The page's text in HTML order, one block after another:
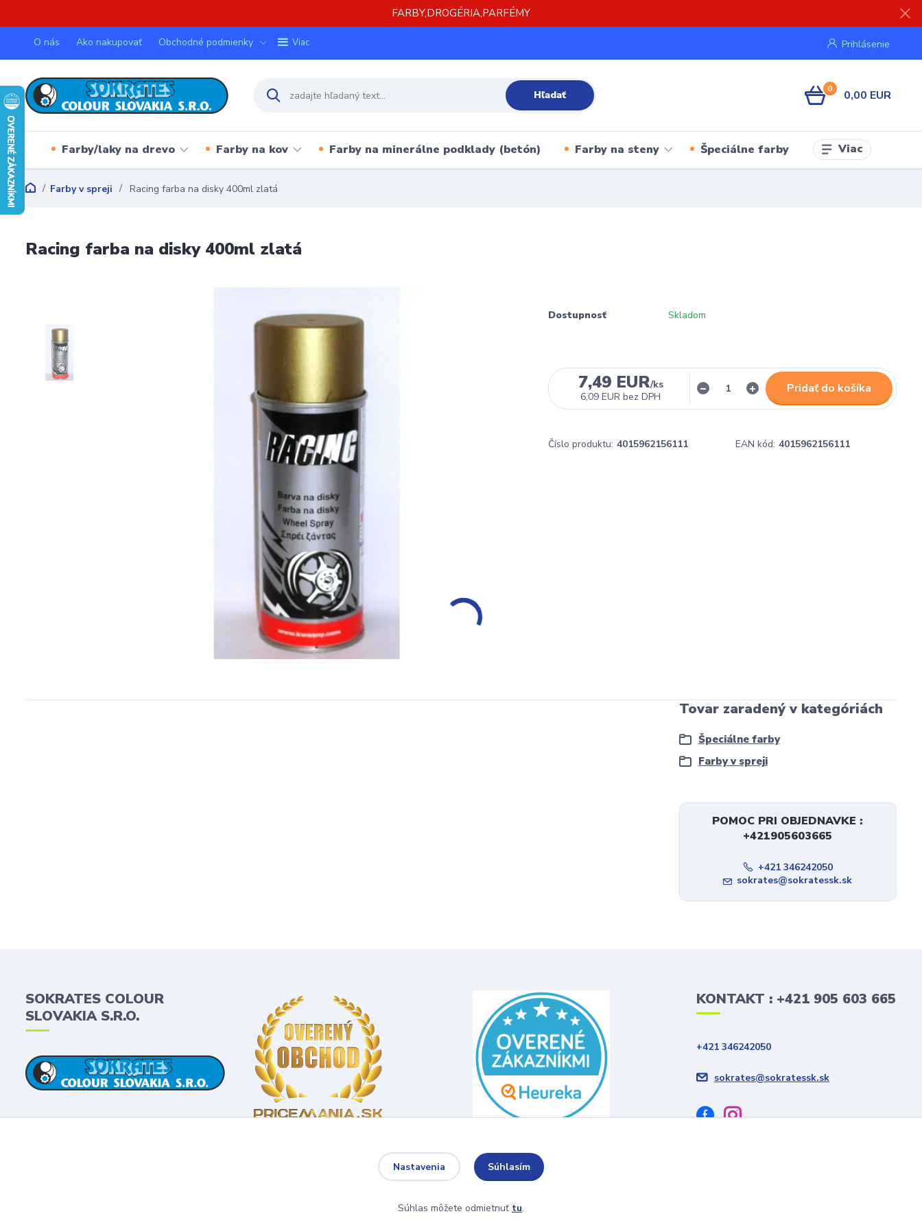
FARBY,DROGÉRIA,PARFÉMY
O nás Ako nakupovať Obchodné podmienky Viac Prihlásenie
Hľadať 0 0,00 EUR
Farby/laky na drevo Farby na kov Farby na minerálne podklady (betón) Farby na steny Špeciálne farby Viac
Farby v spreji Racing farba na disky 400ml zlatá
Racing farba na disky 400ml zlatá
Dostupnosť Skladom
7,49 EUR/ks
6,09 EUR bez DPH
Pridať do košíka
Číslo produktu: 4015962156111 EAN kód: 4015962156111
Tovar zaradený v kategóriách
Špeciálne farby
Farby v spreji
POMOC PRI OBJEDNAVKE :
+421905603665
+421 346242050
sokrates@sokratessk.sk
SOKRATES COLOUR
SLOVAKIA S.R.O.
KONTAKT : +421 905 603 665
+421 346242050
sokrates@sokratessk.sk
Nastavenia Súhlasím
Súhlas môžete odmietnuť tu.